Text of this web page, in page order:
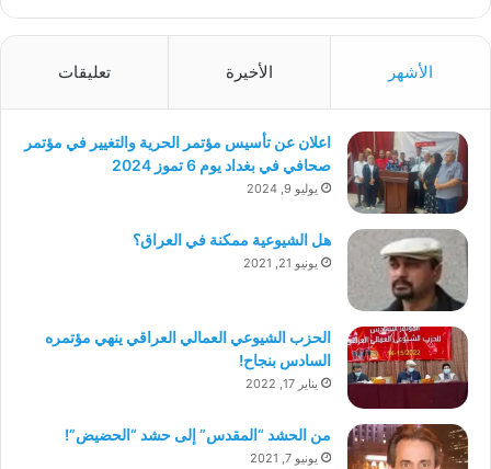
الأشهر الأخيرة تعليقات
اعلان عن تأسيس مؤتمر الحرية والتغيير في مؤتمر
صحافي في بغداد يوم 6 تموز 2024
يوليو 9, 2024
هل الشيوعية ممكنة في العراق؟
يونيو 21, 2021
الحزب الشيوعي العمالي العراقي ينهي مؤتمره
السادس بنجاح!
يناير 17, 2022
من الحشد “المقدس” إلى حشد “الحضيض”!
يونيو 7, 2021